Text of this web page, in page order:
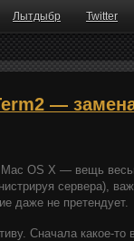
Лытдыбр Twitter
—
OS X — вещь
сервера),
даже не претендует.
Сначала какое-